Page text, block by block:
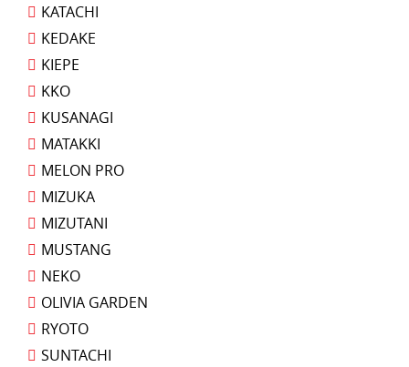
KATACHI
KEDAKE
KIEPE
KKO
KUSANAGI
MATAKKI
MELON PRO
MIZUKA
MIZUTANI
MUSTANG
NEKO
OLIVIA GARDEN
RYOTO
SUNTACHI